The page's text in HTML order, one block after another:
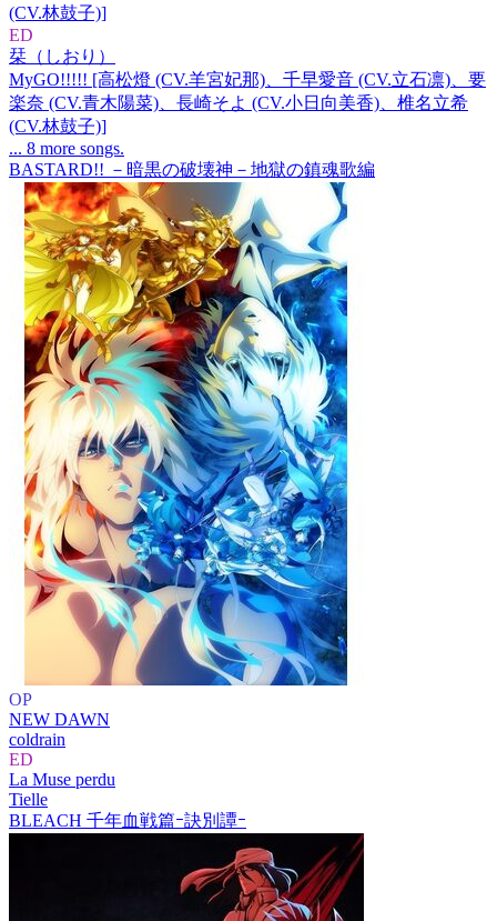
(CV.林鼓子)]
ED
栞（しおり）
MyGO!!!!! [高松燈 (CV.羊宮妃那)、千早愛音 (CV.立石凛)、要
楽奈 (CV.青木陽菜)、長崎そよ (CV.小日向美香)、椎名立希
(CV.林鼓子)]
... 8 more songs.
BASTARD!! －暗黒の破壊神－地獄の鎮魂歌編
OP
NEW DAWN
coldrain
ED
La Muse perdu
Tielle
BLEACH 千年血戦篇ｰ訣別譚ｰ